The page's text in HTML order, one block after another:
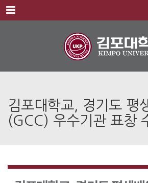
Menu
김포대학교, 경기도 평
(GCC) 우수기관 표창